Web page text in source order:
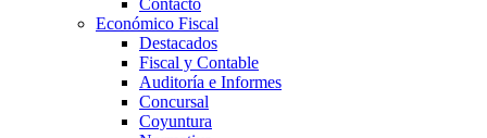
Económico Fiscal
Destacados
Fiscal y Contable
Auditoría e Informes
Concursal
Coyuntura